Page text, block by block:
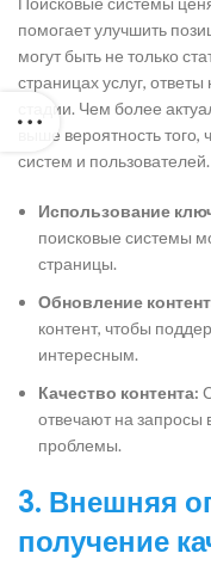
помогает улучшить
могут быть не только
страницах услуг,
стадии. Чем более
выше вероятность
систем и пользователей.
Использование
поисковые системы
страницы.
Обновление
контент, чтобы
интересным.
Качество контента:
отвечают на запросы
проблемы.
3. Внешняя
получение